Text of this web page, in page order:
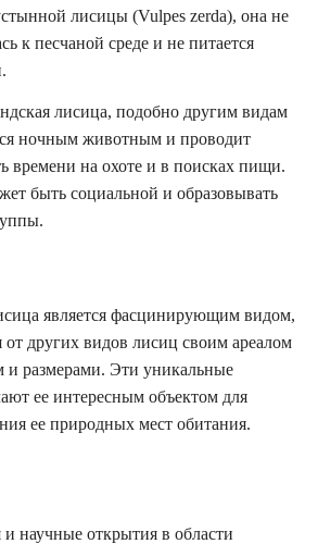
лисицы (Vulpes zerda), она не
к песчаной среде и не питается
лисица, подобно другим видам
ночным животным и проводит
времени на охоте и в поисках пищи.
быть социальной и образовывать
является фасцинирующим видом,
от других видов лисиц своим ареалом
и размерами. Эти уникальные
ее интересным объектом для
ее природных мест обитания.
научные открытия в области